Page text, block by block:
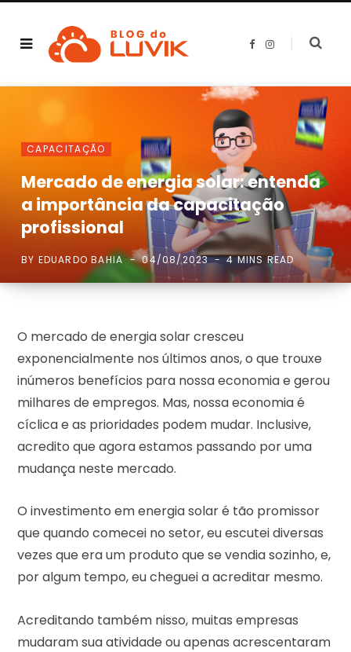
F
b
o
I
a
CAPACITAÇÃO
Mercado de energia solar: entenda
a importância da capacitação
profissional
BY EDUARDO BAHIA 04/08/2023 4 MINS READ
O mercado de energia solar cresceu
exponencialmente nos últimos anos, o que trouxe
inúmeros benefícios para nossa economia e gerou
milhares de empregos. Mas, nossa economia é
cíclica e as prioridades podem mudar. Inclusive,
acredito que agora estamos passando por uma
mudança neste mercado.
O investimento em energia solar é tão promissor
que quando comecei no setor, eu escutei diversas
vezes que era um produto que se vendia sozinho, e,
por algum tempo, eu cheguei a acreditar mesmo.
Acreditando também nisso, muitas empresas
mudaram sua atividade ou apenas acrescentaram